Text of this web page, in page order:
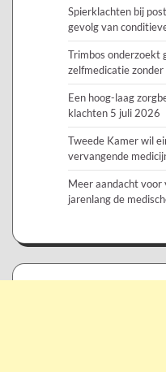
Spierklachten bij
gevolg van
Trimbos onderzoekt
zelfmedicatie zonder
Een hoog-laag
klachten 5 juli 2026
Tweede Kamer wil
vervangende
Meer aandacht voor
jarenlang de